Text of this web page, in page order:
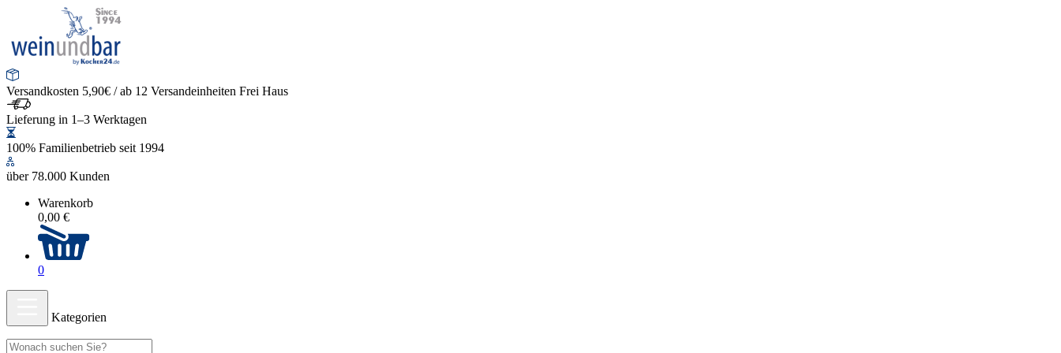
Versandkosten 5,90€ / ab 12 Versandeinheiten Frei Haus
Lieferung in 1–3 Werktagen
100% Familienbetrieb seit 1994
über 78.000 Kunden
Warenkorb
0,00 €
0
Kategorien